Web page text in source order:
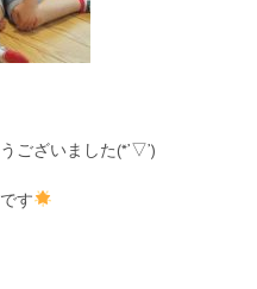
ございました(*’▽’)
す